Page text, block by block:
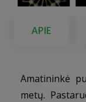
APIE
Amatininkė
metų.